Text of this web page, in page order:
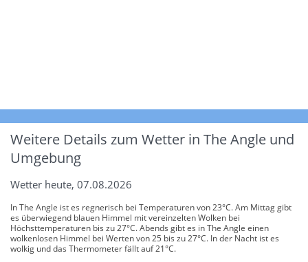
Weitere Details zum Wetter in The Angle und
Umgebung
Wetter heute, 07.08.2026
In The Angle ist es regnerisch bei Temperaturen von 23°C. Am Mittag gibt
es überwiegend blauen Himmel mit vereinzelten Wolken bei
Höchsttemperaturen bis zu 27°C. Abends gibt es in The Angle einen
wolkenlosen Himmel bei Werten von 25 bis zu 27°C. In der Nacht ist es
wolkig und das Thermometer fällt auf 21°C.